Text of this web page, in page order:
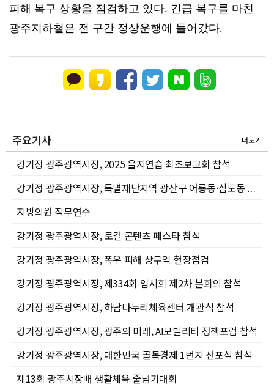
피해 복구 상황을 점검하고 있다. 긴급 복구를 마친
광주지하철은 전 구간 정상운행에 들어갔다.
주요기사 더보기
강기정 광주광역시장, 2025 을지연습 최초보고회 참석
강기정 광주광역시장, 특별재난지역 광산구 어룡동·삼도동 수해복구 현장점검
지방의원 직무연수
강기정 광주광역시장, 로컬 콘텐츠 페스타 참석
강기정 광주광역시장, 폭우 피해 상무역 현장점검
강기정 광주광역시장, 제334회 임시회 제2차 본회의 참석
강기정 광주광역시장, 하남다누리체육센터 개관식 참석
강기정 광주광역시장, 광주의 미래, AI모빌리티 정책포럼 참석
강기정 광주광역시장, 대한민국 골목경제 1번지 선포식 참석
제13회 광주시장배 생활체육 줄넘기대회